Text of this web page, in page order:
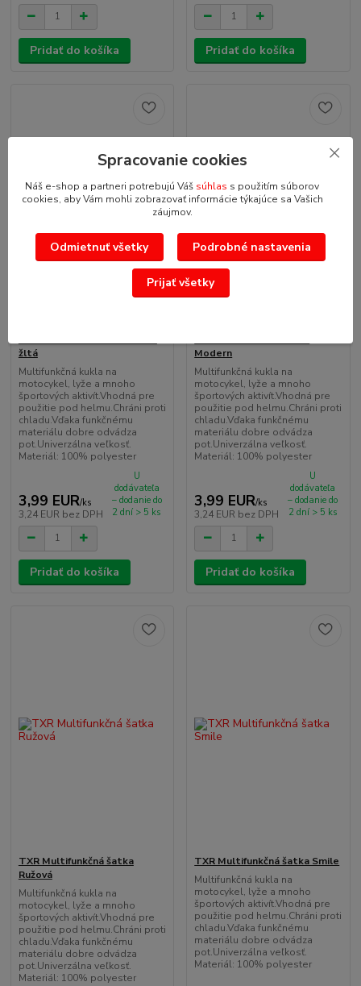
Pridať do košíka Pridať do košíka
5,96 EUR
- 33 %
žltá
Multifunkčná kukla na
motocykel, lyže a mnoho
športových aktivít.Vhodná pre
použitie pod helmu.Chráni proti
chladu.Vďaka funkčnému
materiálu dobre odvádza
pot.Univerzálna veľkosť.
Materiál: 100% polyester
3,99 EUR/ks
3,24 EUR bez DPH
U
dodávateľa
– dodanie do
2 dní > 5 ks
Pridať do košíka
Modern
Multifunkčná kukla na
motocykel, lyže a mnoho
športových aktivít.Vhodná pre
použitie pod helmu.Chráni proti
chladu.Vďaka funkčnému
materiálu dobre odvádza
pot.Univerzálna veľkosť.
Materiál: 100% polyester
3,99 EUR/ks
3,24 EUR bez DPH
U
dodávateľa
– dodanie do
2 dní > 5 ks
Pridať do košíka
TXR Multifunkčná šatka
Ružová
Multifunkčná kukla na
motocykel, lyže a mnoho
športových aktivít.Vhodná pre
použitie pod helmu.Chráni proti
chladu.Vďaka funkčnému
materiálu dobre odvádza
pot.Univerzálna veľkosť.
Materiál: 100% polyester
TXR Multifunkčná šatka Smile
Multifunkčná kukla na
motocykel, lyže a mnoho
športových aktivít.Vhodná pre
použitie pod helmu.Chráni proti
chladu.Vďaka funkčnému
materiálu dobre odvádza
pot.Univerzálna veľkosť.
Materiál: 100% polyester
Spracovanie cookies
Náš e-shop a partneri potrebujú Váš súhlas s použitím súborov
cookies, aby Vám mohli zobrazovať informácie týkajúce sa Vašich
záujmov.
Odmietnuť všetky Podrobné nastavenia
Prijať všetky